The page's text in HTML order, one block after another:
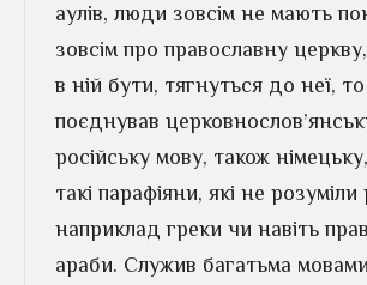
аулів, люди зовсім не мають
зовсім про православну
в ній бути, тягнуться до неї,
поєднував
російську мову, також
такі парафіяни, які не розуміли
наприклад греки чи навіть
араби. Служив багатьма